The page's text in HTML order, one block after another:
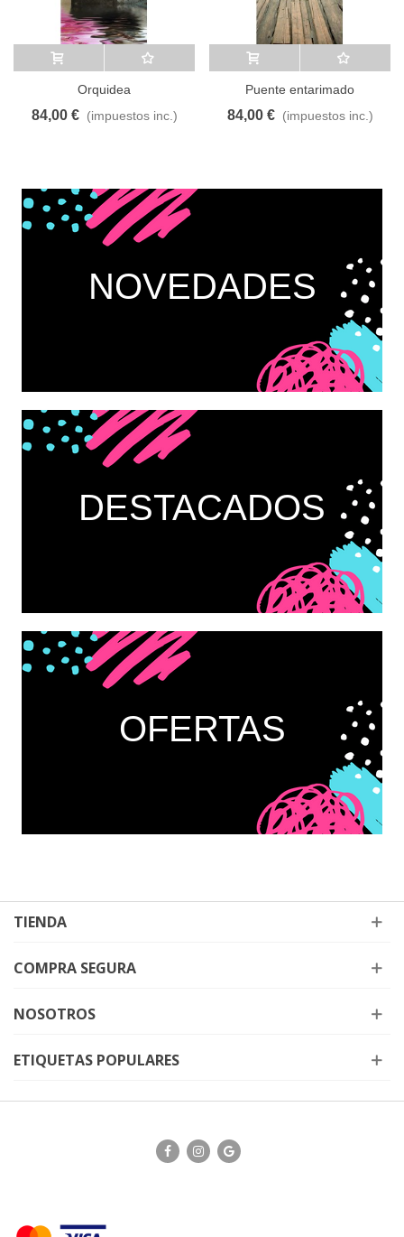
Añadir al carrito A lista de deseos
Orquidea
84,00 € (impuestos inc.)
Añadir al carrito A lista de deseos
Puente entarimado
84,00 € (impuestos inc.)
NOVEDADES
DESTACADOS
OFERTAS
TIENDA
COMPRA SEGURA
NOSOTROS
ETIQUETAS POPULARES